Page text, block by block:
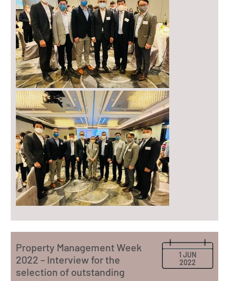
1 JUN
2022
Property Management Week
2022 – Interview for the
selection of outstanding